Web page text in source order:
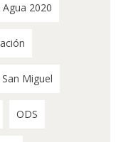
2020
Miguel
ODS